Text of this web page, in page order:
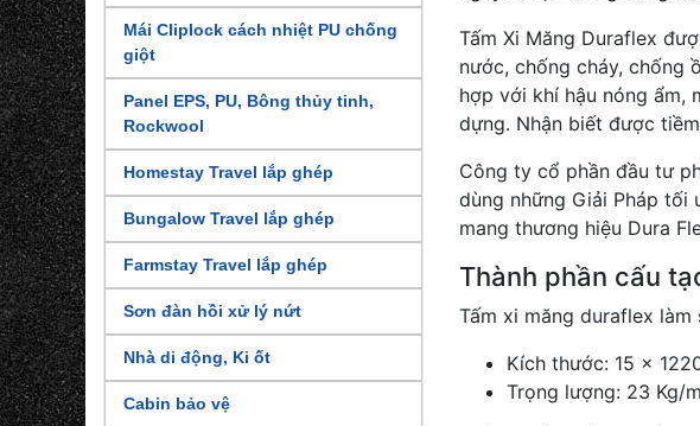
Mái Cliplock cách nhiệt PU chống
giột
Panel EPS, PU, Bông thủy tinh,
Rockwool
Homestay Travel lắp ghép
Bungalow Travel lắp ghép
Farmstay Travel lắp ghép
Sơn đàn hồi xử lý nứt
Nhà di động, Ki ốt
Cabin bảo vệ
Tấm Xi Măng Duraflex
nước, chống cháy, chống
hợp với khí hậu nóng ẩm,
dựng. Nhận biết được
Công ty cổ phần đầu tư
dùng những Giải Pháp tối
mang thương hiệu Dura
Thành phần cấu
Tấm xi măng duraflex
Kích thước: 15 x
Trọng lượng: 23 Kg/